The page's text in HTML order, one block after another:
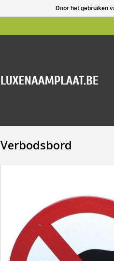
Verbodsbord
Door het gebruiken